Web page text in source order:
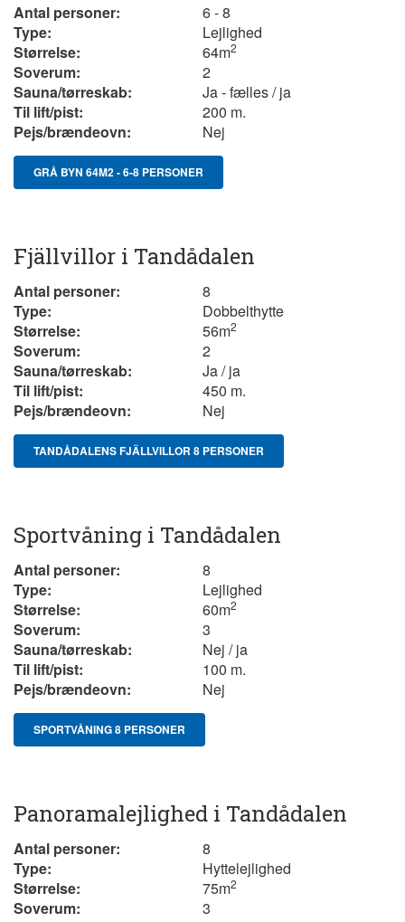
Antal personer:
6 - 8
Type:
Lejlighed
Størrelse:
64m2
Soverum:
2
Sauna/tørreskab:
Ja - fælles / ja
Til lift/pist:
200 m.
Pejs/brændeovn:
Nej
GRÅ BYN 64M2 - 6-8 PERSONER
Fjällvillor i Tandådalen
Antal personer:
8
Type:
Dobbelthytte
Størrelse:
56m2
Soverum:
2
Sauna/tørreskab:
Ja / ja
Til lift/pist:
450 m.
Pejs/brændeovn:
Nej
TANDÅDALENS FJÄLLVILLOR 8 PERSONER
Sportvåning i Tandådalen
Antal personer:
8
Type:
Lejlighed
Størrelse:
60m2
Soverum:
3
Sauna/tørreskab:
Nej / ja
Til lift/pist:
100 m.
Pejs/brændeovn:
Nej
SPORTVÅNING 8 PERSONER
Panoramalejlighed i Tandådalen
Antal personer:
8
Type:
Hyttelejlighed
Størrelse:
75m2
Soverum:
3